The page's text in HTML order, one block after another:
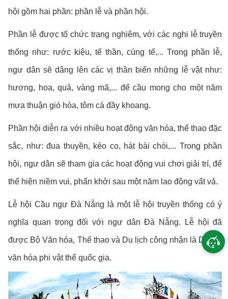
hội gồm hai phần: phần lễ và phần hội.
Phần lễ được tổ chức trang nghiêm, với các nghi lễ truyền
thống như: rước kiệu, tế thần, cúng tế,... Trong phần lễ,
ngư dân sẽ dâng lên các vị thần biển những lễ vật như:
hương, hoa, quả, vàng mã,... để cầu mong cho một năm
mưa thuận gió hòa, tôm cá đầy khoang.
Phần hội diễn ra với nhiều hoạt động văn hóa, thể thao đặc
sắc, như: đua thuyền, kéo co, hát bài chòi,... Trong phần
hội, ngư dân sẽ tham gia các hoạt động vui chơi giải trí, để
thể hiện niềm vui, phấn khởi sau một năm lao động vất vả.
Lễ hội Cầu ngư Đà Nẵng là một lễ hội truyền thống có ý
nghĩa quan trọng đối với ngư dân Đà Nẵng. Lễ hội đã
được Bộ Văn hóa, Thể thao và Du lịch công nhận là Di sản
văn hóa phi vật thể quốc gia.